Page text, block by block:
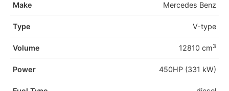
Make Mercedes Benz
Type V-type
Volume 12810 cm3
Power 450HP (331 kW)